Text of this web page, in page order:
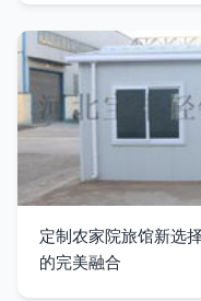
定制农家院旅馆新选
的完美融合